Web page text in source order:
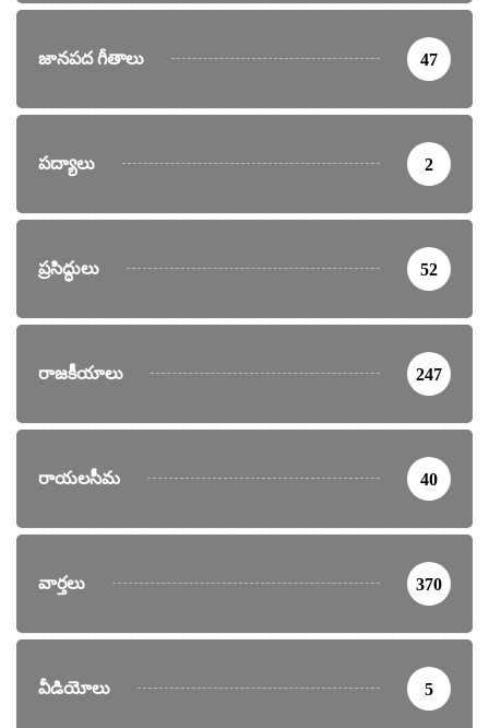
జానపద గీతాలు 47
పద్యాలు 2
ప్రసిద్ధులు 52
రాజకీయాలు 247
రాయలసీమ 40
వార్తలు 370
వీడియోలు 5